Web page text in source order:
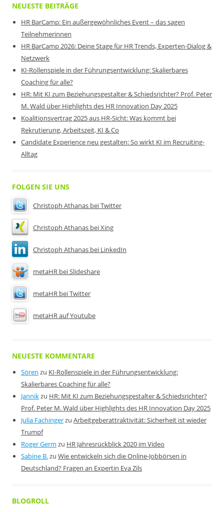
NEUESTE BEITRÄGE
HR BarCamp: Ein außergewöhnliches Event – das sagen
Teilnehmerinnen
HR BarCamp 2026: Deine Stage für HR Trends, Experten-Dialog &
Netzwerk
KI-Rollenspiele in der Führungsentwicklung: Skalierbares
Coaching für alle?
HR: Mit KI zum Beziehungsgestalter & Schiedsrichter? Prof. Peter
M. Wald über Highlights des HR Innovation Day 2025
Koalitionsvertrag 2025 aus HR-Sicht: Was kommt bei
Rekrutierung, Arbeitszeit, KI & Co
Candidate Experience neu gestalten: So wirkt KI im Recruiting-
Alltag
FOLGEN SIE UNS
Christoph Athanas bei Twitter
Christoph Athanas bei Xing
Christoph Athanas bei LinkedIn
metaHR bei Slideshare
metaHR bei Twitter
metaHR auf Youtube
NEUESTE KOMMENTARE
Sören zu KI-Rollenspiele in der Führungsentwicklung:
Skalierbares Coaching für alle?
Jannikzu HR: Mit KI zum Beziehungsgestalter & Schiedsrichter?
Prof. Peter M. Wald über Highlights des HR Innovation Day 2025
Julia Fachingerzu Arbeitgeberattraktivität: Sicherheit ist wieder
Trumpf
Roger Germ zu HR Jahresrückblick 2020 im Video
Sabine B.zu Wie entwickeln sich die Online-Jobbörsen in
Deutschland? Fragen an Expertin Eva Zils
BLOGROLL